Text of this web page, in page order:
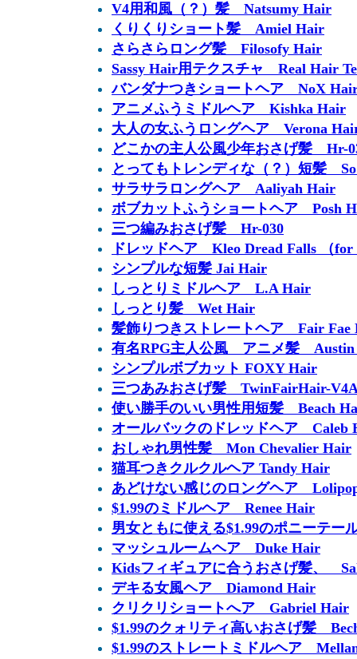
V4用和風（？）髪 Natsumy Hair
くりくりショート髪 Amiel Hair
さらさらロング髪 Filosofy Hair
Sassy Hair用テクスチャ Real Hair
バンダナつきショートヘア NoX
アニメふうミドルヘア Kishka Hair
大人の女ふうロングヘア Verona
どこかの主人公風少年おさげ髪 Hr-
とってもトレンディな（？）短髪
サラサラロングヘア Aaliyah Hair
ボブカットふうショートヘア Posh
三つ編みおさげ髪 Hr-030
ドレッドヘア Kleo Dread Falls （
シンプルな短髪 Jai Hair
しっとりミドルヘア L.A Hair
しっとり髪 Wet Hair
髪飾りつきストレートヘア Fair Fae
有名RPG主人公風 アニメ髪
シンプルボブカット FOXY Hair
三つあみおさげ髪 TwinFairHair-
使い勝手のいい男性用短髪 Beach
オールバックのドレッドヘア Caleb
おしゃれ男性髪 Mon Chevalier Hair
猫耳つきクルクルヘア Tandy Hair
あどけない感じのロングヘア
$1.99のミドルヘア Renee Hair
男女ともに使える$1.99のポニーテ
マッシュルームヘア Duke Hair
Kidsフィギュアに合うおさげ髪、
デキる女風ヘア Diamond Hair
クリクリショートへア Gabriel Hair
$1.99のクォリティ高いおさげ髪
$1.99のストレートミドルヘア